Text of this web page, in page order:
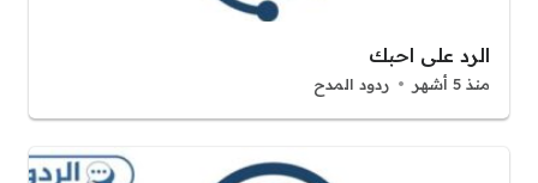
الرد على احبك
منذ 5 أشهر ردود المدح